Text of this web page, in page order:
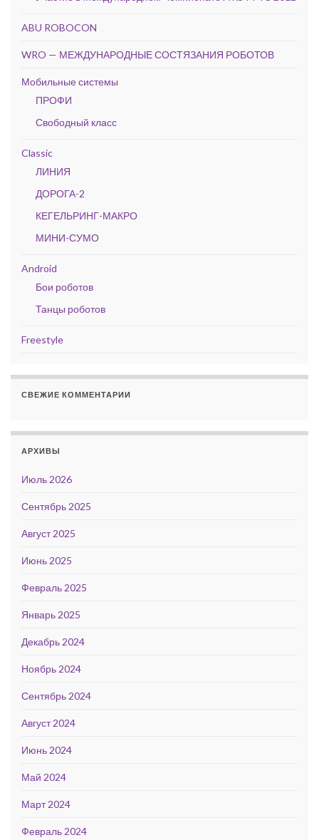
ABU ROBOCON
WRO — МЕЖДУНАРОДНЫЕ СОСТЯЗАНИЯ РОБОТОВ
Мобильные системы
ПРОФИ
Свободный класс
Classic
ЛИНИЯ
ДОРОГА-2
КЕГЕЛЬРИНГ-МАКРО
МИНИ-СУМО
Android
Бои роботов
Танцы роботов
Freestyle
СВЕЖИЕ КОММЕНТАРИИ
АРХИВЫ
Июль 2026
Сентябрь 2025
Август 2025
Июнь 2025
Февраль 2025
Январь 2025
Декабрь 2024
Ноябрь 2024
Сентябрь 2024
Август 2024
Июнь 2024
Май 2024
Март 2024
Февраль 2024